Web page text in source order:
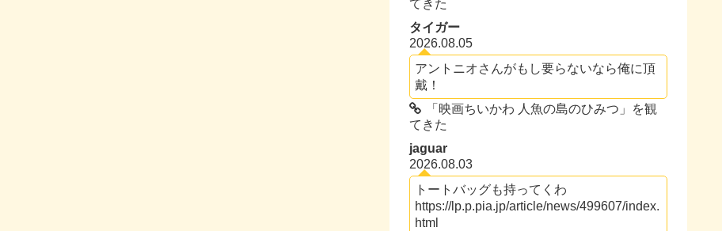
てきた
タイガー
2026.08.05
アントニオさんがもし要らないなら俺に頂
戴！
「映画ちいかわ 人魚の島のひみつ」を観
てきた
jaguar
2026.08.03
トートバッグも持ってくわ
https://lp.p.pia.jp/article/news/499607/index.
html